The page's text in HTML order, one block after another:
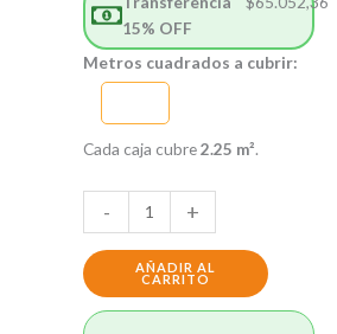
15% OFF
Metros cuadrados a cubrir:
Cada caja cubre2.25 m².
-
Piso
Vinilico
5mm
Madera
Oak
Manta
Incluida
cantidad
+
AÑADIR AL
CARRITO